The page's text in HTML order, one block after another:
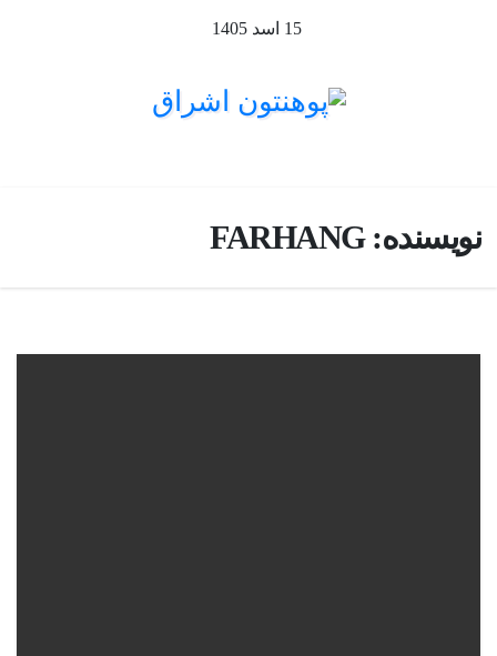
15 اسد 1405
نویسنده:FARHANG